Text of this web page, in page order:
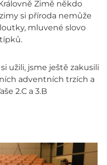
Zimě někdo
si příroda nemůže
mluvené slovo
užili, jsme ještě zakusili
adventních trzích a
2.C a 3.B